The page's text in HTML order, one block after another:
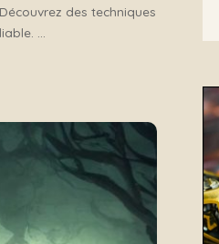
des techniques
...